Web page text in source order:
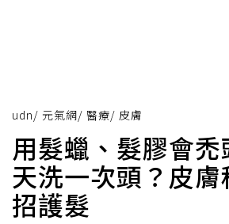
udn/ 元氣網/ 醫療/ 皮膚
用髮蠟、髮膠會
天洗一次頭？皮
招護髮